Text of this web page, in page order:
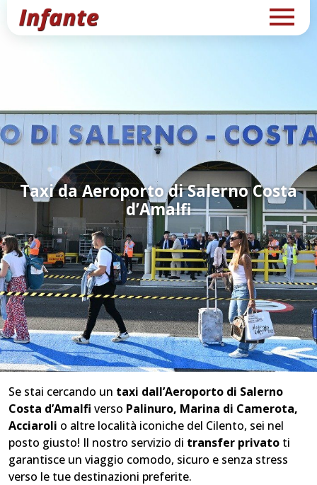
Taxi da Aeroporto di Salerno Costa
d’Amalfi
Se stai cercando un taxi dall’Aeroporto di Salerno
Costa d’Amalfi verso Palinuro, Marina di Camerota,
Acciaroli o altre località iconiche del Cilento, sei nel
posto giusto! Il nostro servizio di transfer privato ti
garantisce un viaggio comodo, sicuro e senza stress
verso le tue destinazioni preferite.